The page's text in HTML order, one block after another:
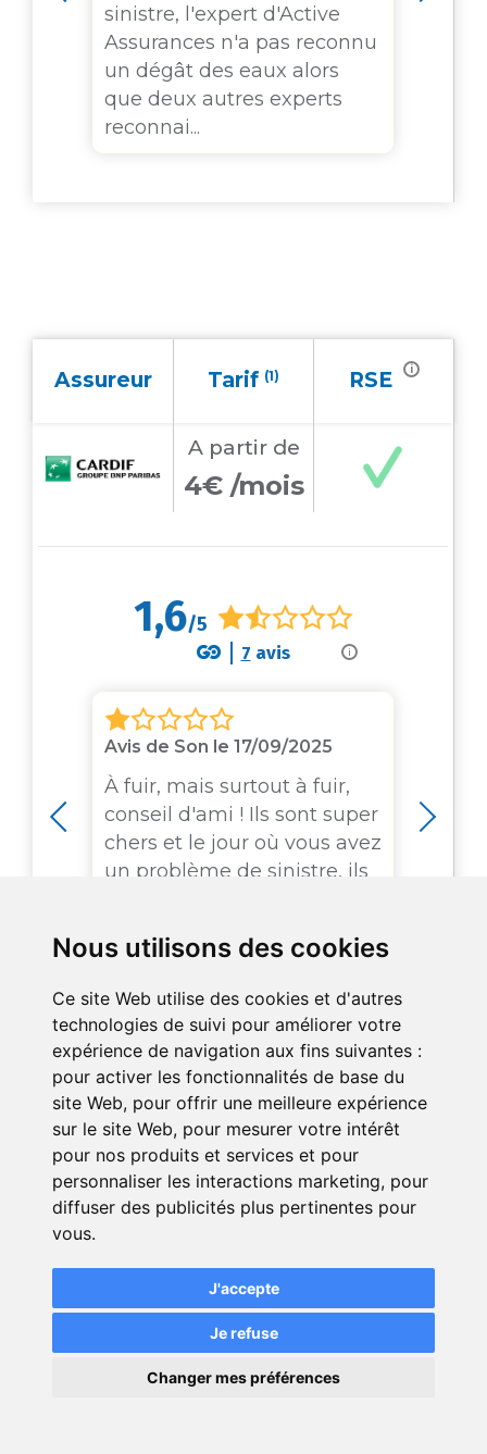
Nous utilisons des cookies
Ce site Web utilise des cookies et d'autres
technologies de suivi pour améliorer votre
expérience de navigation aux fins suivantes :
pour activer les fonctionnalités de base du
site Web, pour offrir une meilleure expérience
sur le site Web, pour mesurer votre intérêt
pour nos produits et services et pour
personnaliser les interactions marketing, pour
diffuser des publicités plus pertinentes pour
vous.
J'accepte
Je refuse
Changer mes préférences
sinistre, l'expert d'Active
Assurances n'a pas reconnu
un dégât des eaux alors
que deux autres experts
reconnai...
Assureur Tarif (1) RSE i
A partir de
4€ /mois
i
1,6/5
7 avis
Avis de Son le 17/09/2025
À fuir, mais surtout à fuir,
conseil d'ami ! Ils sont super
chers et le jour où vous avez
un problème de sinistre, ils
Pour vérifier les meilleures offres
assurance habitation propriétaires pour
votre appartement, saisissez vos
données personnelles et